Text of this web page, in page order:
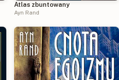
Atlas zbuntowany
Ayn Rand